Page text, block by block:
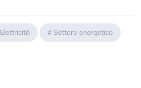
Elettricità # Settore energetico